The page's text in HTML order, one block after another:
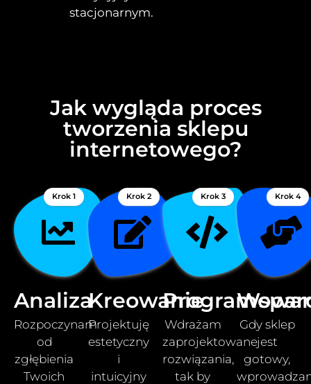
stacjonarnym.
Jak wygląda proces
tworzenia sklepu
internetowego?
Analiza
Rozpoczynam
od
zgłębienia
Twoich
Krok 1
Kreowanie
Projektuję
estetyczny
i
intuicyjny
Krok 2
Wdrażam
zaprojektowane
rozwiązania,
tak by
Krok 3
Gdy sklep
jest
gotowy,
Krok 4